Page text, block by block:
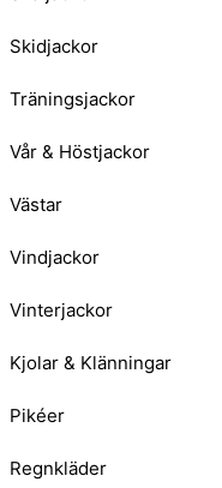
Skidjackor
Träningsjackor
Vår & Höstjackor
Västar
Vindjackor
Vinterjackor
Kjolar & Klänningar
Pikéer
Regnkläder